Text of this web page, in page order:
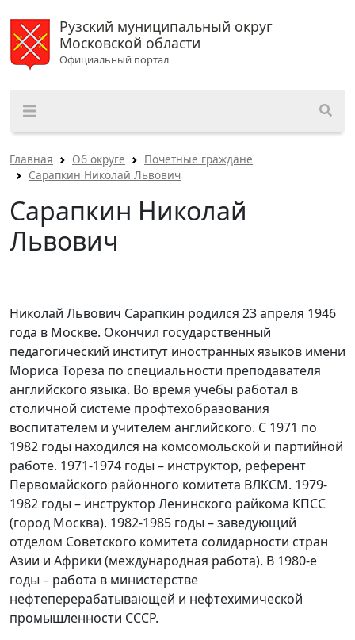
Рузский муниципальный округ
Московской области
Официальный портал
Главная Об округе
Почетные граждане
Сарапкин Николай Львович
Сарапкин Николай
Львович
Николай Львович Сарапкин родился 23 апреля 1946
года в Москве. Окончил государственный
педагогический институт иностранных языков имени
Мориса Тореза по специальности преподавателя
английского языка. Во время учебы работал в
столичной системе профтехобразования
воспитателем и учителем английского. С 1971 по
1982 годы находился на комсомольской и партийной
работе. 1971-1974 годы – инструктор, референт
Первомайского районного комитета ВЛКСМ. 1979-
1982 годы – инструктор Ленинского райкома КПСС
(город Москва). 1982-1985 годы – заведующий
отделом Советского комитета солидарности стран
Азии и Африки (международная работа). В 1980-е
годы – работа в министерстве
нефтеперерабатывающей и нефтехимической
промышленности СССР.